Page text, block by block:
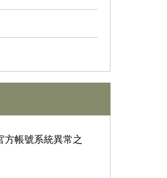
方帳號系統異常之